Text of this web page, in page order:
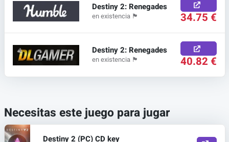
Destiny 2: Renegades
en existencia 🏴 34.75 €
Destiny 2: Renegades
en existencia 🏴 40.82 €
Necesitas este juego para jugar
Destiny 2 (PC) CD key